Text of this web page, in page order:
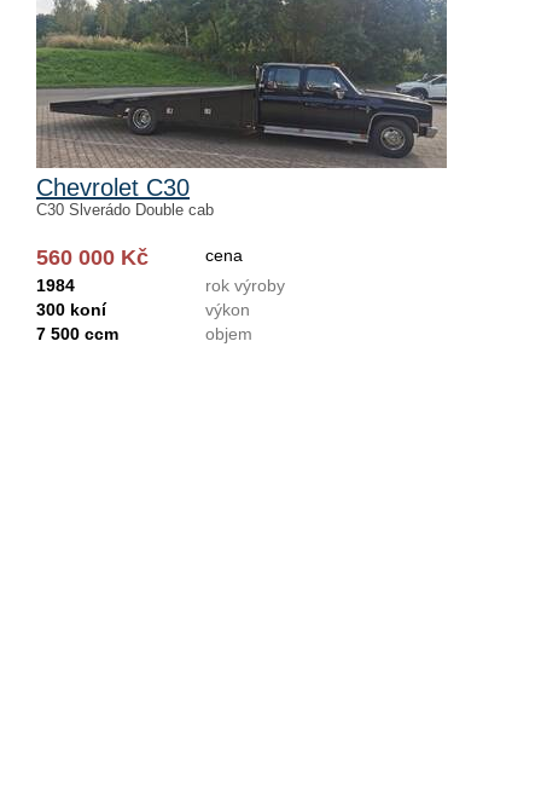
Chevrolet C30
C30 Slverádo Double cab
560 000 Kč
cena
1984
rok výroby
300 koní
výkon
7 500 ccm
objem